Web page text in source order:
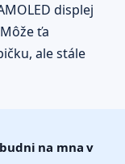
displej
ťa
ale stále
na mna v